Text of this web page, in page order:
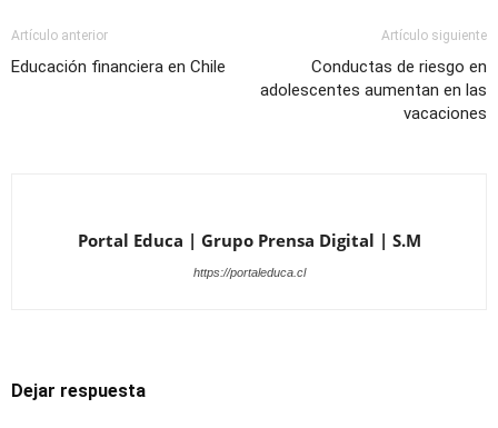
Artículo anterior
Educación financiera en Chile
Artículo siguiente
Conductas de riesgo en
adolescentes aumentan en las
vacaciones
Portal Educa | Grupo Prensa Digital | S.M
https://portaleduca.cl
Dejar respuesta